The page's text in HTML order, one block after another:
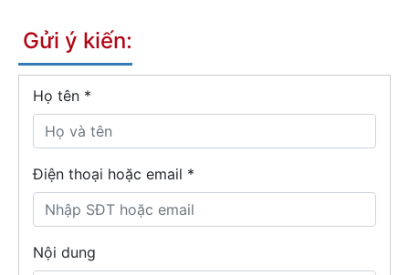
Gửi ý kiến:
Họ tên *
Điện thoại hoặc email *
Nội dung